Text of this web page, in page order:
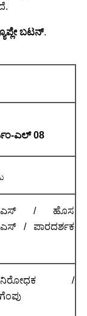
ಬಟನ್.
ಎಲ್ 08
/ ಹೊಸ
/ ಪಾರದರ್ಶಕ
/